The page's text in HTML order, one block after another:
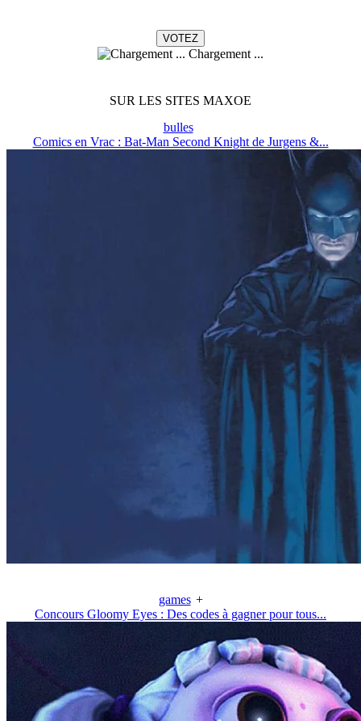
Chargement ...
SUR LES SITES MAXOE
bulles
Comics en Vrac : Bat-Man Second Knight de Jurgens &...
games +
Concours Gloomy Eyes : Des codes à gagner pour tous...